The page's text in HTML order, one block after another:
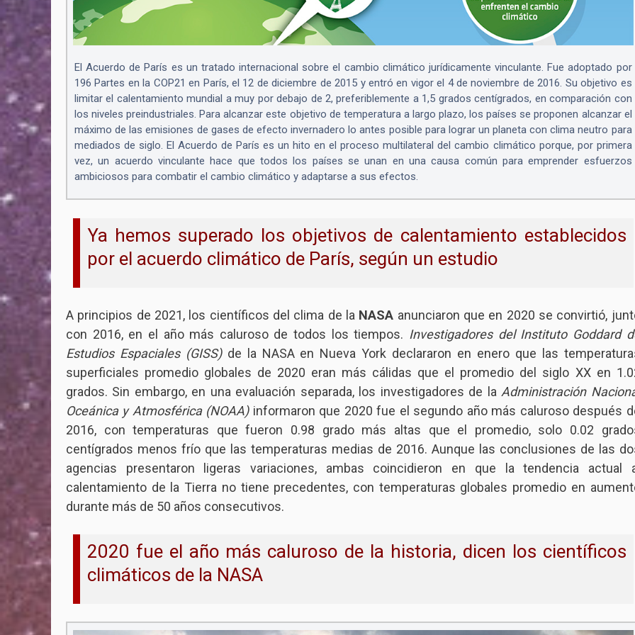
El Acuerdo de París es un tratado internacional sobre el cambio climático jurídicamente vinculante. Fue adoptado por
196 Partes en la COP21 en París, el 12 de diciembre de 2015 y entró en vigor el 4 de noviembre de 2016. Su objetivo es
limitar el calentamiento mundial a muy por debajo de 2, preferiblemente a 1,5 grados centígrados, en comparación con
los niveles preindustriales. Para alcanzar este objetivo de temperatura a largo plazo, los países se proponen alcanzar el
máximo de las emisiones de gases de efecto invernadero lo antes posible para lograr un planeta con clima neutro para
mediados de siglo. El Acuerdo de París es un hito en el proceso multilateral del cambio climático porque, por primera
vez, un acuerdo vinculante hace que todos los países se unan en una causa común para emprender esfuerzos
ambiciosos para combatir el cambio climático y adaptarse a sus efectos.
Ya hemos superado los objetivos de calentamiento establecidos
por el acuerdo climático de París, según un estudio
A principios de 2021, los científicos del clima de la NASA anunciaron que en 2020 se convirtió,
con 2016, en el año más caluroso de todos los tiempos. Investigadores del Instituto Goddard
Estudios Espaciales (GISS)de la NASA en Nueva York declararon en enero que las
superficiales promedio globales de 2020 eran más cálidas que el promedio del siglo XX en
grados. Sin embargo, en una evaluación separada, los investigadores de laAdministración
Oceánica y Atmosférica (NOAA)informaron que 2020 fue el segundo año más caluroso después
2016, con temperaturas que fueron 0.98 grado más altas que el promedio, solo 0.02
centígrados menos frío que las temperaturas medias de 2016. Aunque las conclusiones de las
agencias presentaron ligeras variaciones, ambas coincidieron en que la tendencia actual
calentamiento de la Tierra no tiene precedentes, con temperaturas globales promedio en
durante más de 50 años consecutivos.
2020 fue el año más caluroso de la historia, dicen los científicos
climáticos de la NASA